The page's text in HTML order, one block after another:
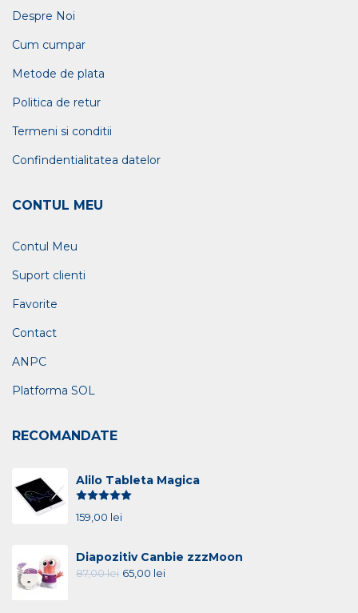
Despre Noi
Cum cumpar
Metode de plata
Politica de retur
Termeni si conditii
Confindentialitatea datelor
CONTUL MEU
Contul Meu
Suport clienti
Favorite
Contact
ANPC
Platforma SOL
RECOMANDATE
Alilo Tableta Magica
159,00 lei
Diapozitiv Canbie zzzMoon
87,00lei 65,00 lei